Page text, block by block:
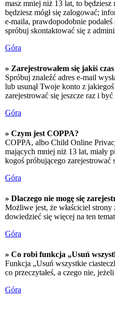
masz mniej niż 13 lat, to
będziesz mógł się zalogować;
e-maila, prawdopodobnie
spróbuj skontaktować się z
Góra
» Zarejestrowałem się jakiś
Spróbuj znaleźć adres e-mail
lub usunął Twoje konto z
zarejestrować się jeszcze raz i
Góra
» Czym jest COPPA?
COPPA, albo Child Online
mających mniej niż 13 lat, miały
kogoś próbującego
Góra
» Dlaczego nie mogę się
Możliwe jest, że właściciel
dowiedzieć się więcej na ten
Góra
» Co robi funkcja „Usuń
Funkcja „Usuń wszystkie
co przeczytałeś, a czego nie,
Góra